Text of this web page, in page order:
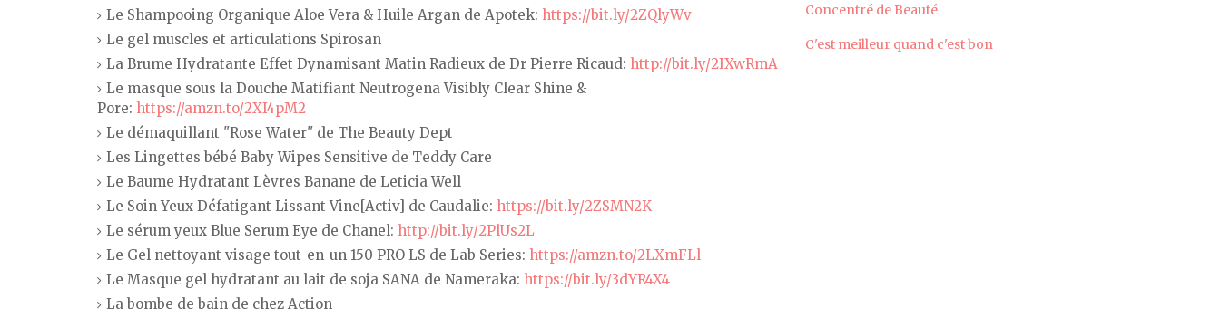
Le Shampooing Organique Aloe Vera & Huile Argan de Apotek: https://bit.ly/2ZQlyWv
Le gel muscles et articulations Spirosan
La Brume Hydratante Effet Dynamisant Matin Radieux de Dr Pierre Ricaud: http://bit.ly/2IXwRmA
Le masque sous la Douche Matifiant Neutrogena Visibly Clear Shine &
Pore: https://amzn.to/2XI4pM2
Le démaquillant "Rose Water" de The Beauty Dept
Les Lingettes bébé Baby Wipes Sensitive de Teddy Care
Le Baume Hydratant Lèvres Banane de Leticia Well
Le Soin Yeux Défatigant Lissant Vine[Activ] de Caudalie: https://bit.ly/2ZSMN2K
Le sérum yeux Blue Serum Eye de Chanel: http://bit.ly/2PlUs2L
Le Gel nettoyant visage tout-en-un 150 PRO LS de Lab Series: https://amzn.to/2LXmFLl
Le Masque gel hydratant au lait de soja SANA de Nameraka: https://bit.ly/3dYR4X4
La bombe de bain de chez Action
Concentré de Beauté
C'est meilleur quand c'est bon